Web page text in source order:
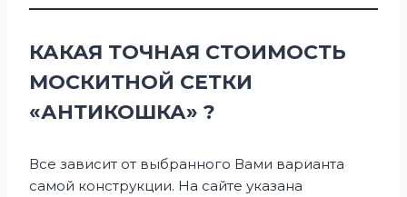
КАКАЯ ТОЧНАЯ СТОИМОСТЬ
МОСКИТНОЙ СЕТКИ
«АНТИКОШКА» ?
Все зависит от выбранного Вами варианта
самой конструкции. На сайте указана